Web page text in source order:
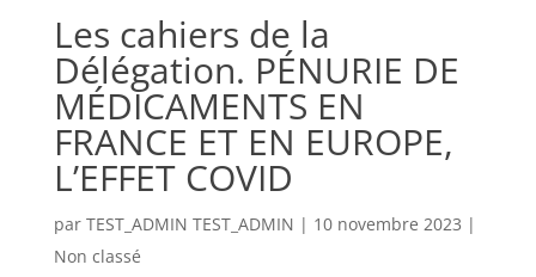
Les cahiers de la
Délégation. PÉNURIE DE
MÉDICAMENTS EN
FRANCE ET EN EUROPE,
L’EFFET COVID
par TEST_ADMIN TEST_ADMIN | 10 novembre 2023 |
Non classé